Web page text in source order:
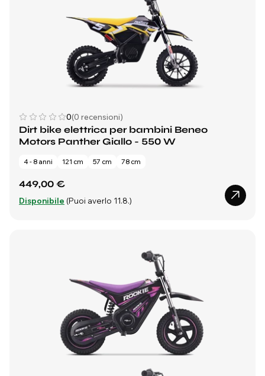
0(0 recensioni)
Dirt bike elettrica per bambini Beneo
Motors Panther Giallo - 550 W
4 - 8 anni 121 cm 57 cm 78 cm
449,00 €
Disponibile (Puoi averlo 11.8.)